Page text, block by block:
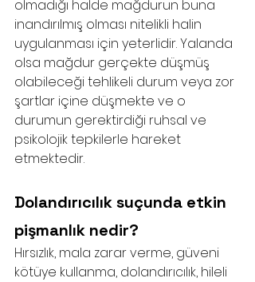
olmadığı halde mağdurun buna
inandırılmış olması nitelikli halin
uygulanması için yeterlidir. Yalanda
olsa mağdur gerçekte düşmüş
olabileceği tehlikeli durum veya zor
şartlar içine düşmekte ve o
durumun gerektirdiği ruhsal ve
psikolojik tepkilerle hareket
etmektedir.
Dolandırıcılık suçunda etkin
pişmanlık nedir?
Hırsızlık, mala zarar verme, güveni
kötüye kullanma, dolandırıcılık, hileli